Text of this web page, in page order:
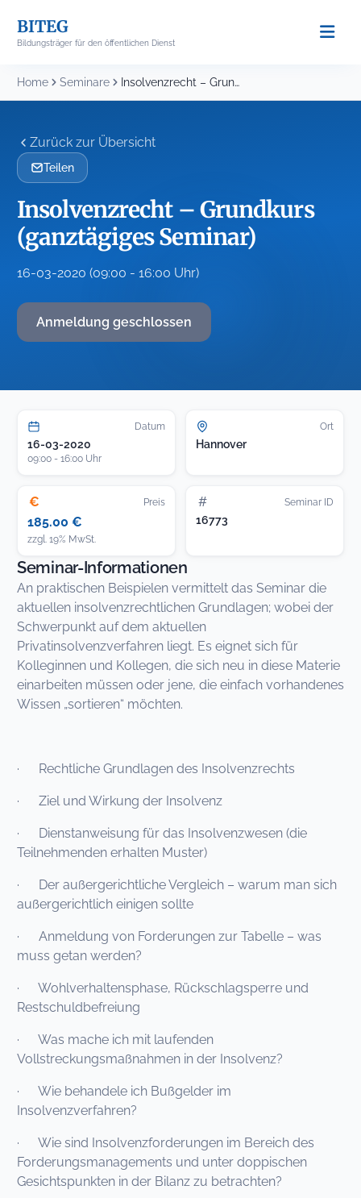
content
BITEG
Bildungsträger für den öffentlichen Dienst
Home Seminare Insolvenzrecht – Grundkurs (ganztägiges Seminar)
Zurück zur Übersicht
Teilen
Insolvenzrecht – Grundkurs
(ganztägiges Seminar)
16-03-2020 (09:00 - 16:00 Uhr)
Anmeldung geschlossen
Datum
16-03-2020
09:00 - 16:00 Uhr
Ort
Hannover
€ Preis
185.00 €
zzgl. 19% MwSt.
# Seminar ID
16773
Seminar-Informationen
An praktischen Beispielen vermittelt das Seminar die
aktuellen insolvenzrechtlichen Grundlagen; wobei der
Schwerpunkt auf dem aktuellen
Privatinsolvenzverfahren liegt. Es eignet sich für
Kolleginnen und Kollegen, die sich neu in diese Materie
einarbeiten müssen oder jene, die einfach vorhandenes
Wissen „sortieren“ möchten.
· Rechtliche Grundlagen des Insolvenzrechts
· Ziel und Wirkung der Insolvenz
· Dienstanweisung für das Insolvenzwesen (die
Teilnehmenden erhalten Muster)
· Der außergerichtliche Vergleich – warum man sich
außergerichtlich einigen sollte
· Anmeldung von Forderungen zur Tabelle – was
muss getan werden?
· Wohlverhaltensphase, Rückschlagsperre und
Restschuldbefreiung
· Was mache ich mit laufenden
Vollstreckungsmaßnahmen in der Insolvenz?
· Wie behandele ich Bußgelder im
Insolvenzverfahren?
· Wie sind Insolvenzforderungen im Bereich des
Forderungsmanagements und unter doppischen
Gesichtspunkten in der Bilanz zu betrachten?